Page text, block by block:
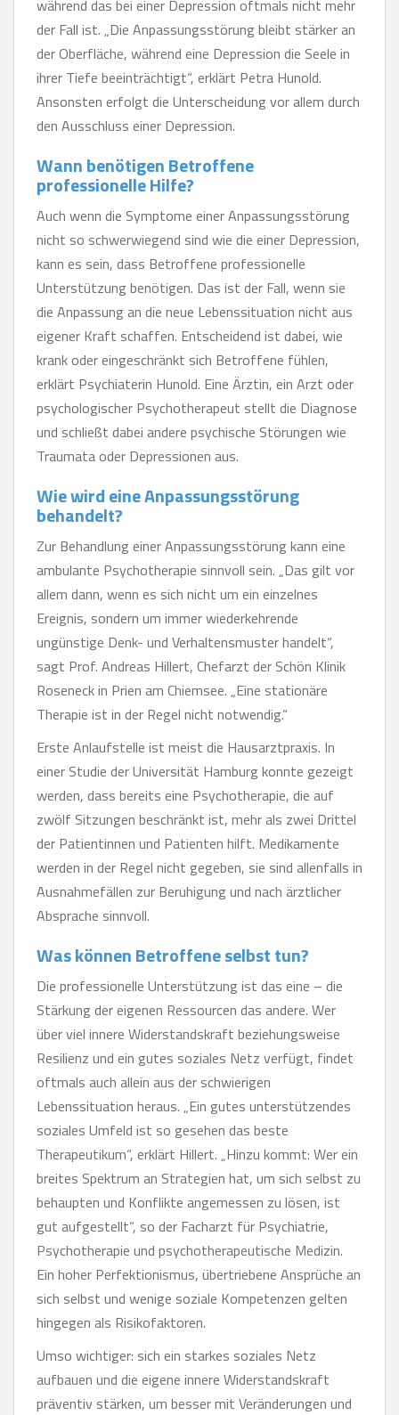
während das bei einer Depression oftmals nicht mehr
der Fall ist. „Die Anpassungsstörung bleibt stärker an
der Oberfläche, während eine Depression die Seele in
ihrer Tiefe beeinträchtigt“, erklärt Petra Hunold.
Ansonsten erfolgt die Unterscheidung vor allem durch
den Ausschluss einer Depression.
Wann benötigen Betroffene
professionelle Hilfe?
Auch wenn die Symptome einer Anpassungsstörung
nicht so schwerwiegend sind wie die einer Depression,
kann es sein, dass Betroffene professionelle
Unterstützung benötigen. Das ist der Fall, wenn sie
die Anpassung an die neue Lebenssituation nicht aus
eigener Kraft schaffen. Entscheidend ist dabei, wie
krank oder eingeschränkt sich Betroffene fühlen,
erklärt Psychiaterin Hunold. Eine Ärztin, ein Arzt oder
psychologischer Psychotherapeut stellt die Diagnose
und schließt dabei andere psychische Störungen wie
Traumata oder Depressionen aus.
Wie wird eine Anpassungsstörung
behandelt?
Zur Behandlung einer Anpassungsstörung kann eine
ambulante Psychotherapie sinnvoll sein. „Das gilt vor
allem dann, wenn es sich nicht um ein einzelnes
Ereignis, sondern um immer wiederkehrende
ungünstige Denk- und Verhaltensmuster handelt“,
sagt Prof. Andreas Hillert, Chefarzt der Schön Klinik
Roseneck in Prien am Chiemsee. „Eine stationäre
Therapie ist in der Regel nicht notwendig.“
Erste Anlaufstelle ist meist die Hausarztpraxis. In
einer Studie der Universität Hamburg konnte gezeigt
werden, dass bereits eine Psychotherapie, die auf
zwölf Sitzungen beschränkt ist, mehr als zwei Drittel
der Patientinnen und Patienten hilft. Medikamente
werden in der Regel nicht gegeben, sie sind allenfalls in
Ausnahmefällen zur Beruhigung und nach ärztlicher
Absprache sinnvoll.
Was können Betroffene selbst tun?
Die professionelle Unterstützung ist das eine – die
Stärkung der eigenen Ressourcen das andere. Wer
über viel innere Widerstandskraft beziehungsweise
Resilienz und ein gutes soziales Netz verfügt, findet
oftmals auch allein aus der schwierigen
Lebenssituation heraus. „Ein gutes unterstützendes
soziales Umfeld ist so gesehen das beste
Therapeutikum“, erklärt Hillert. „Hinzu kommt: Wer ein
breites Spektrum an Strategien hat, um sich selbst zu
behaupten und Konflikte angemessen zu lösen, ist
gut aufgestellt“, so der Facharzt für Psychiatrie,
Psychotherapie und psychotherapeutische Medizin.
Ein hoher Perfektionismus, übertriebene Ansprüche an
sich selbst und wenige soziale Kompetenzen gelten
hingegen als Risikofaktoren.
Umso wichtiger: sich ein starkes soziales Netz
aufbauen und die eigene innere Widerstandskraft
präventiv stärken, um besser mit Veränderungen und